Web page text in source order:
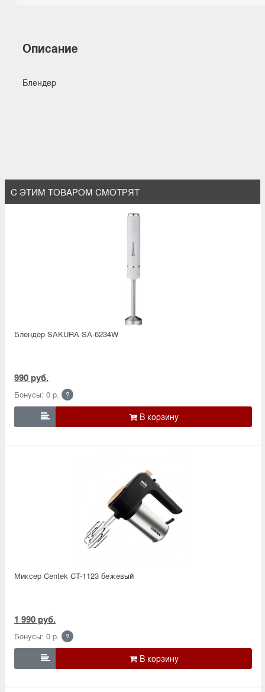
Описание
Блендер
С ЭТИМ ТОВАРОМ СМОТРЯТ
Блендер SAKURA SA-6234W
990 руб.
Бонусы: 0 р. ?

Миксер Centek CT-1123 бежевый
1 990 руб.
Бонусы: 0 р. ?
